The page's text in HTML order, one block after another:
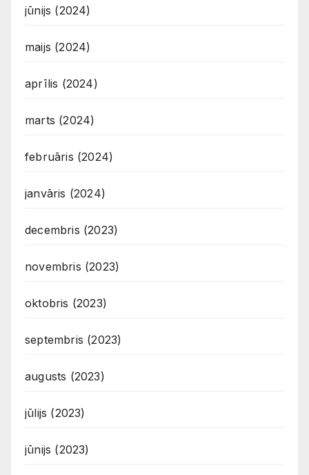
jūnijs (2024)
maijs (2024)
aprīlis (2024)
marts (2024)
februāris (2024)
janvāris (2024)
decembris (2023)
novembris (2023)
oktobris (2023)
septembris (2023)
augusts (2023)
jūlijs (2023)
jūnijs (2023)